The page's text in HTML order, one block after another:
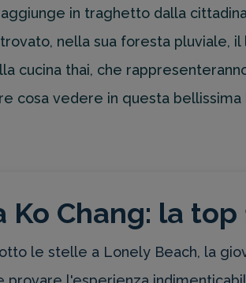
in traghetto dalla
nella sua foresta pluviale,
cucina thai, che
cosa vedere in questa
Ko Chang: la top
le stelle a Lonely Beach, la